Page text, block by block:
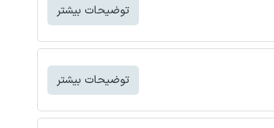
توضیحات بیشتر
توضیحات بیشتر